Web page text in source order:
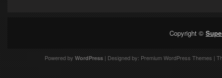
Copyright ©
Powered by WordPress| Designed by: Premium WordPress Themes |